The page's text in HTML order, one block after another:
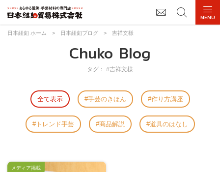
日本紐釦 ホーム > 日本紐釦ブログ > 吉祥文様
Chuko Blog
タグ： #吉祥文様
全て表示 手芸のきほん 作り方講座
トレンド手芸 商品解説 道具のはなし
メディア掲載